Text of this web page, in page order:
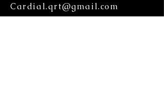
Cardial.qrt@gmail.com